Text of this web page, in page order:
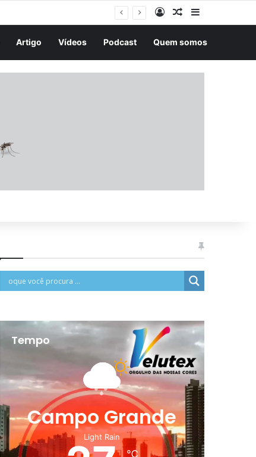
EntrarArtigo aleatório
Artigo Vídeos Podcast Quem somos
Tempo
Campo Grande
Light Rain
℃